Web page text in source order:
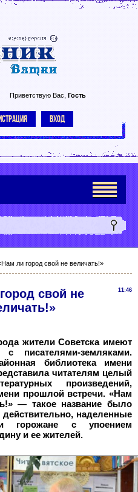
Приветствую Вас Гость
ВХОД
ли город свой не величать!»
11:46
свой не
жители Советска имеют
с писателями-земляками.
библиотека имени
читателям целый
произведений,
прошлой встречи. «Нам
— такое название было
наделенные
горожане с упоением
и ее жителей.